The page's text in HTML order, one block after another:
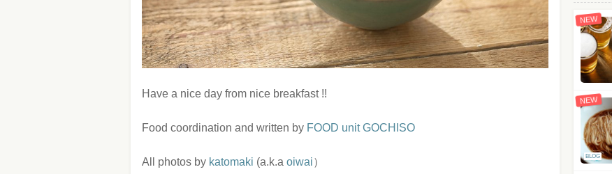
Have a nice day from nice breakfast !!
Food coordination and written by FOOD unit GOCHISO
All photos by katomaki (a.k.a oiwai）
NEW
NEW
BLOG